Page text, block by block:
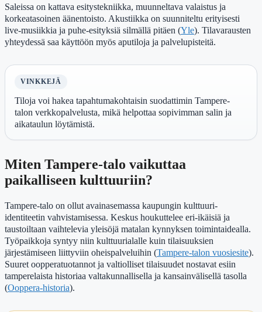
Saleissa on kattava esitystekniikka, muunneltava valaistus ja
korkeatasoinen äänentoisto. Akustiikka on suunniteltu erityisesti
live-musiikkia ja puhe-esityksiä silmällä pitäen (Yle). Tilavarausten
yhteydessä saa käyttöön myös aputiloja ja palvelupisteitä.
VINKKEJÄ
Tiloja voi hakea tapahtumakohtaisin suodattimin Tampere-
talon verkkopalvelusta, mikä helpottaa sopivimman salin ja
aikataulun löytämistä.
Miten Tampere-talo vaikuttaa
paikalliseen kulttuuriin?
Tampere-talo on ollut avainasemassa kaupungin kulttuuri-
identiteetin vahvistamisessa. Keskus houkuttelee eri-ikäisiä ja
taustoiltaan vaihtelevia yleisöjä matalan kynnyksen toimintaidealla.
Työpaikkoja syntyy niin kulttuurialalle kuin tilaisuuksien
järjestämiseen liittyviin oheispalveluihin (Tampere-talon vuosiesite).
Suuret oopperatuotannot ja valtiolliset tilaisuudet nostavat esiin
tamperelaista historiaa valtakunnallisella ja kansainvälisellä tasolla
(Ooppera-historia).